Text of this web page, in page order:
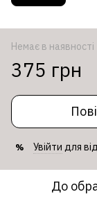
Немає в наявності
375 грн
% Увійти для
До